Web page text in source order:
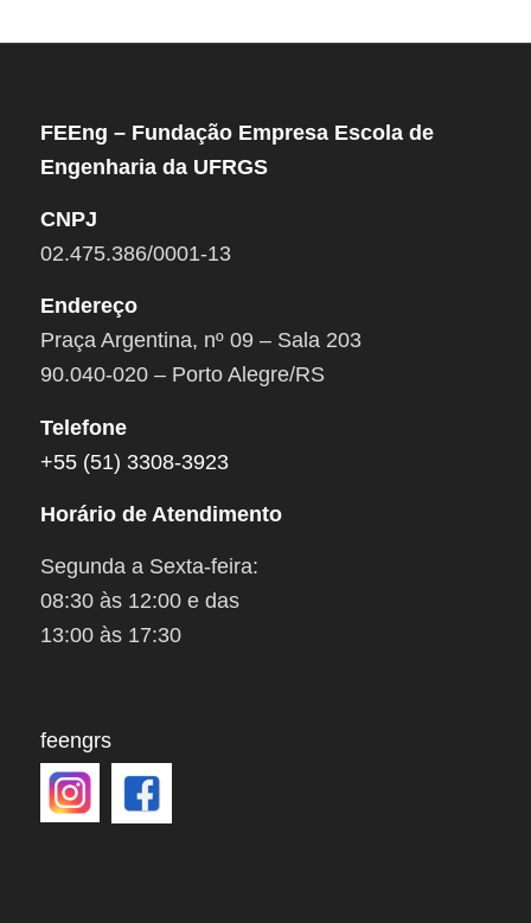
FEEng – Fundação Empresa Escola de
Engenharia da UFRGS
CNPJ
02.475.386/0001-13
Endereço
Praça Argentina, nº 09 – Sala 203
90.040-020 – Porto Alegre/RS
Telefone
+55 (51) 3308-3923
Horário de Atendimento
Segunda a Sexta-feira:
08:30 às 12:00 e das
13:00 às 17:30
feengrs